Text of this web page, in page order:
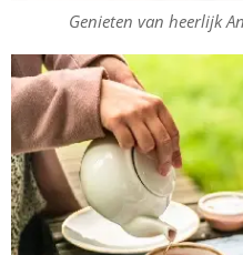
Genieten van heerlijk